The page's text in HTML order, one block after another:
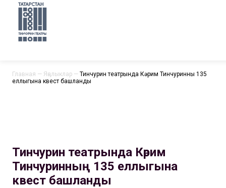
Главная — Яңалыклар — Тинчурин театрында Кәрим Тинчуринның 135
еллыгына квест башланды
Тинчурин театрында Кәрим
Тинчуринның 135 еллыгына
квест башланды